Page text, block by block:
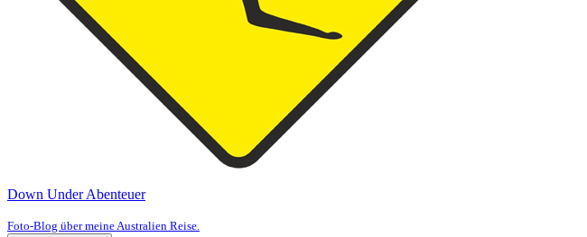
Down Under Abenteuer
Foto-Blog über meine Australien Reise.